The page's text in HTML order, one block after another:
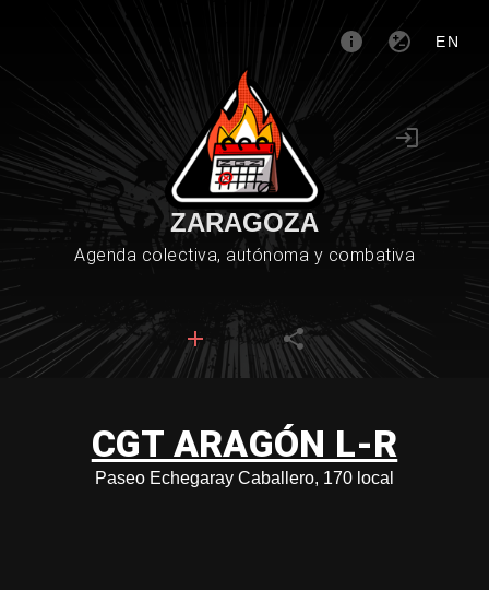
EN
ZARAGOZA
Agenda colectiva, autónoma y combativa
CGT ARAGÓN L-R
Paseo Echegaray Caballero, 170 local